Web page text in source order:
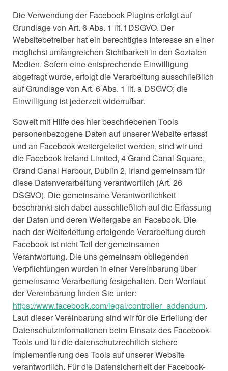
Die Verwendung der Facebook Plugins erfolgt auf
Grundlage von Art. 6 Abs. 1 lit. f DSGVO. Der
Websitebetreiber hat ein berechtigtes Interesse an einer
möglichst umfangreichen Sichtbarkeit in den Sozialen
Medien. Sofern eine entsprechende Einwilligung
abgefragt wurde, erfolgt die Verarbeitung ausschließlich
auf Grundlage von Art. 6 Abs. 1 lit. a DSGVO; die
Einwilligung ist jederzeit widerrufbar.
Soweit mit Hilfe des hier beschriebenen Tools
personenbezogene Daten auf unserer Website erfasst
und an Facebook weitergeleitet werden, sind wir und
die Facebook Ireland Limited, 4 Grand Canal Square,
Grand Canal Harbour, Dublin 2, Irland gemeinsam für
diese Datenverarbeitung verantwortlich (Art. 26
DSGVO). Die gemeinsame Verantwortlichkeit
beschränkt sich dabei ausschließlich auf die Erfassung
der Daten und deren Weitergabe an Facebook. Die
nach der Weiterleitung erfolgende Verarbeitung durch
Facebook ist nicht Teil der gemeinsamen
Verantwortung. Die uns gemeinsam obliegenden
Verpflichtungen wurden in einer Vereinbarung über
gemeinsame Verarbeitung festgehalten. Den Wortlaut
der Vereinbarung finden Sie unter:
https://www.facebook.com/legal/controller_addendum.
Laut dieser Vereinbarung sind wir für die Erteilung der
Datenschutzinformationen beim Einsatz des Facebook-
Tools und für die datenschutzrechtlich sichere
Implementierung des Tools auf unserer Website
verantwortlich. Für die Datensicherheit der Facebook-